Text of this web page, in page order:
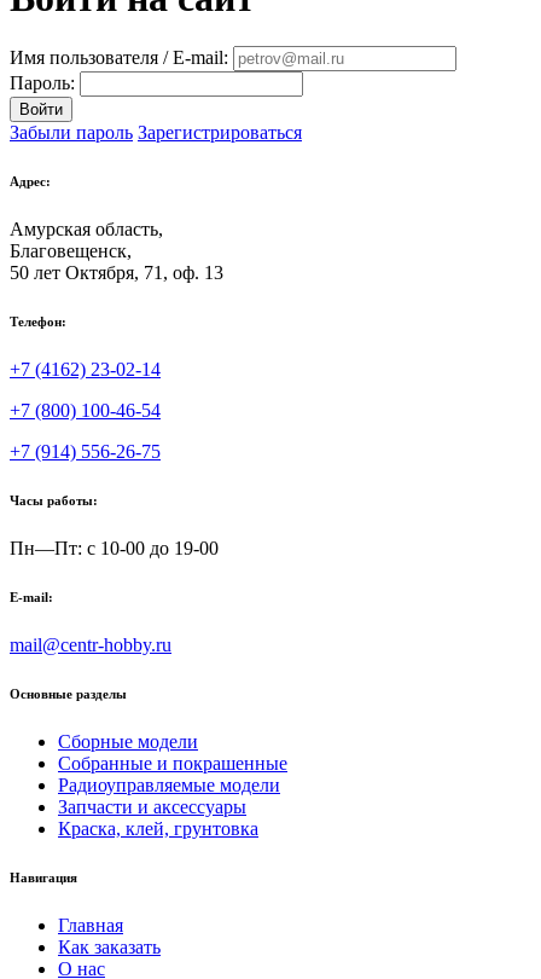
Имя пользователя / E-mail:
Пароль:
Войти
Забыли пароль Зарегистрироваться
Адрес:
Амурская область,
Благовещенск,
50 лет Октября, 71, оф. 13
Телефон:
+7 (4162) 23-02-14
+7 (800) 100-46-54
+7 (914) 556-26-75
Часы работы:
Пн—Пт: с 10-00 до 19-00
E-mail:
mail@centr-hobby.ru
Основные разделы
Сборные модели
Собранные и покрашенные
Радиоуправляемые модели
Запчасти и аксессуары
Краска, клей, грунтовка
Навигация
Главная
Как заказать
О нас